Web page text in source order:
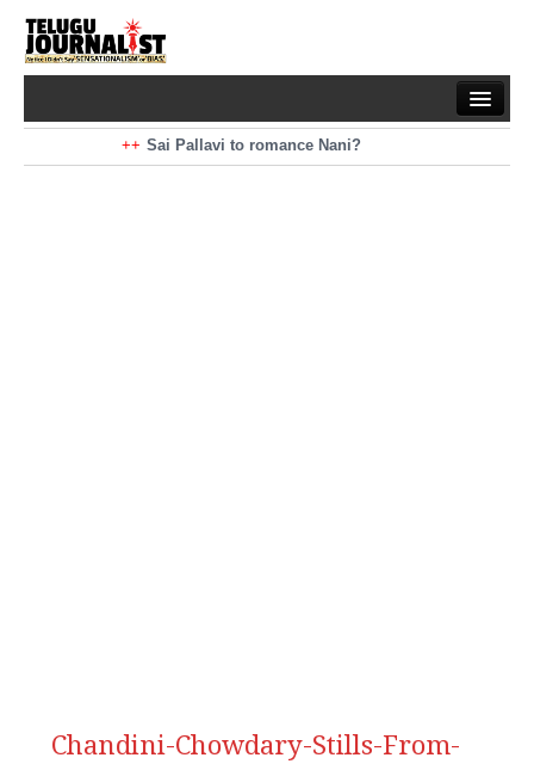
Sai Pallavi to romance Nani?
Kiara Advani to romance Pawan Kalyan
Chandini-Chowdary-Stills-From-